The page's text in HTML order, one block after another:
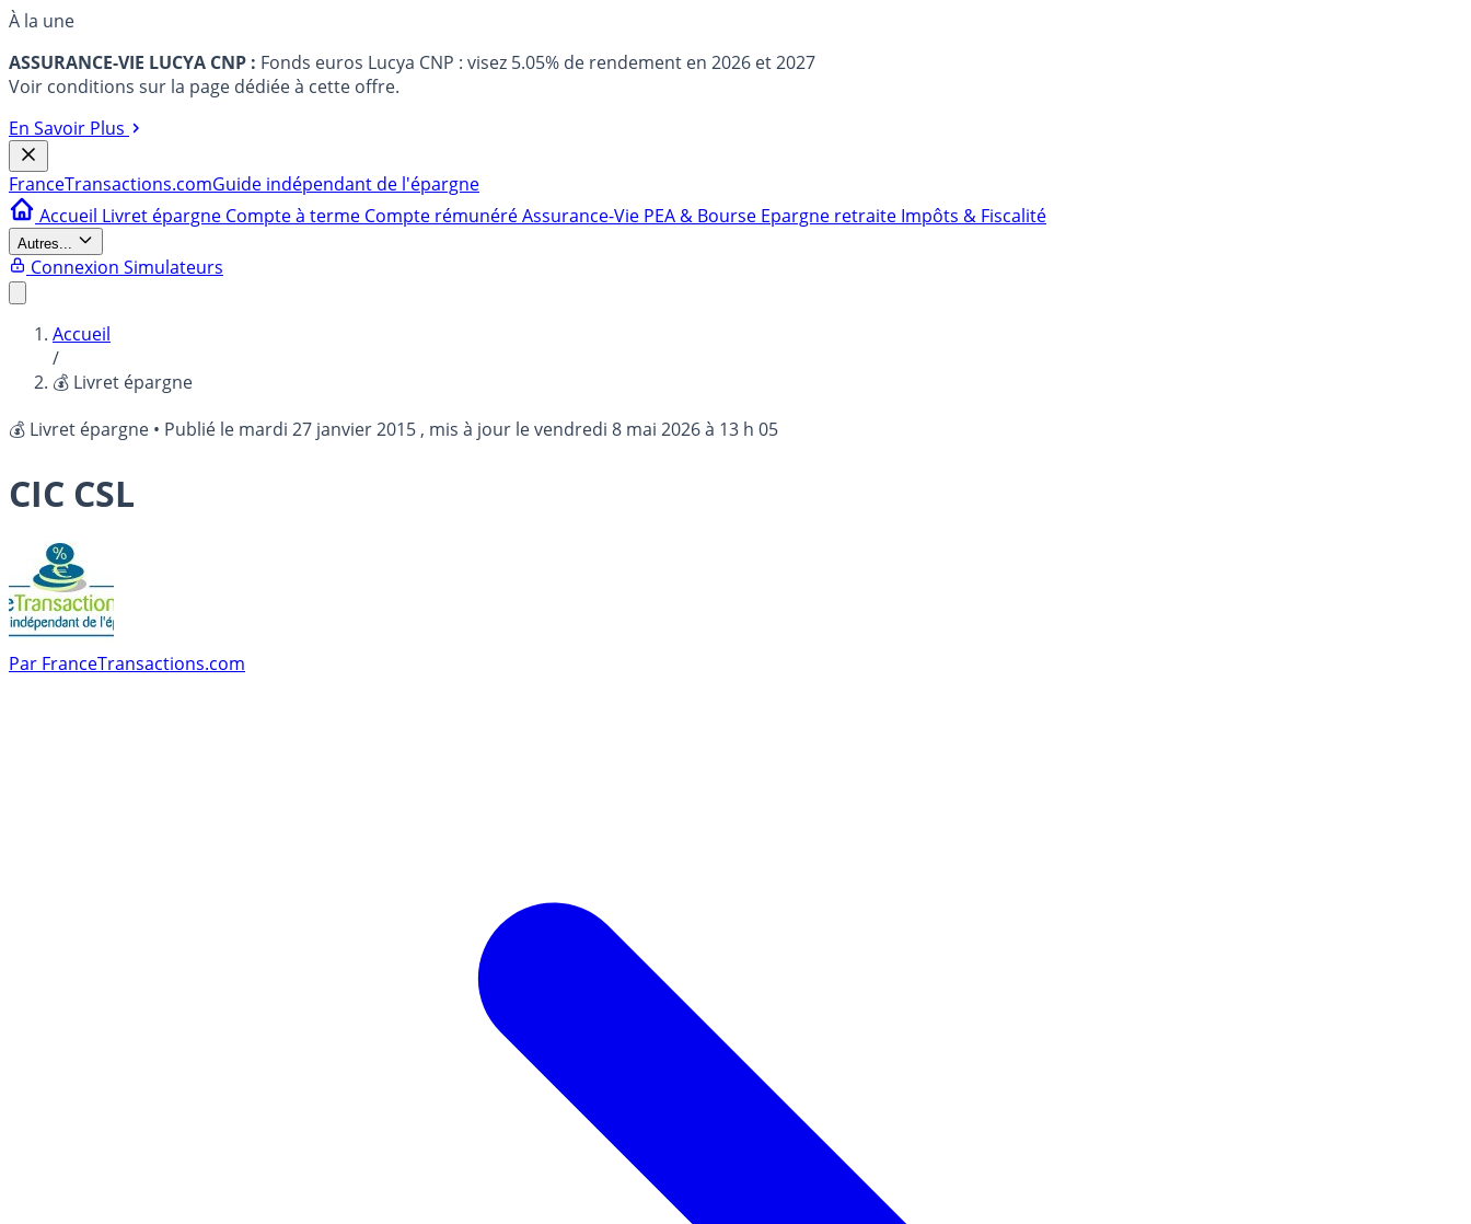
À la une
ASSURANCE-VIE LUCYA CNP : Fonds euros Lucya CNP : visez 5.05% de rendement en 2026 et 2027
Voir conditions sur la page dédiée à cette offre.
En Savoir Plus
FranceTransactions.comGuide indépendant de l'épargne
Accueil Livret épargne Compte à terme Compte rémunéréAssurance-Vie PEA & Bourse Epargne retraite Impôts & Fiscalité
Autres...
Connexion Simulateurs
Accueil
/
💰 Livret épargne
💰 Livret épargne • Publié le mardi 27 janvier 2015 , mis à jour levendredi 8 mai 2026 à 13 h 05
CIC CSL
Par FranceTransactions.com